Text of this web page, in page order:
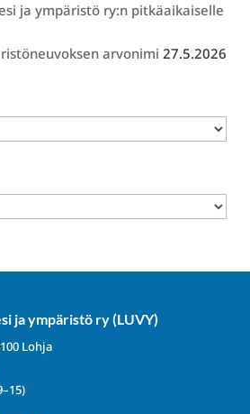
ja ympäristö ry:n pitkäaikaiselle
arvonimi 27.5.2026
ja ympäristö ry (LUVY)
Lohja